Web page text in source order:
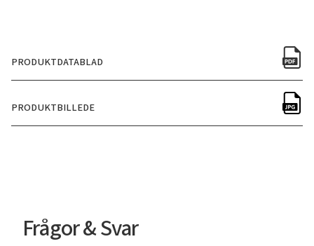
PRODUKTDATABLAD
PRODUKTBILLEDE
Frågor & Svar